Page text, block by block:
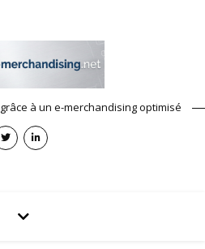
à un e-merchandising optimisé